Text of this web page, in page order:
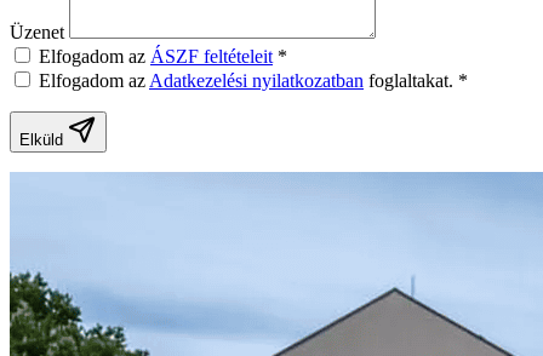
Üzenet
Elfogadom az ÁSZF feltételeit *
Elfogadom az Adatkezelési nyilatkozatban foglaltakat. *
Elküld